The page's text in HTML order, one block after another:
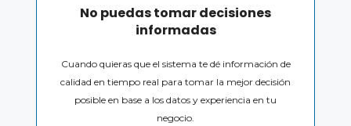
No puedas tomar decisiones
informadas
Cuando quieras que el sistema te dé información de
calidad en tiempo real para tomar la mejor decisión
posible en base a los datos y experiencia en tu
negocio.